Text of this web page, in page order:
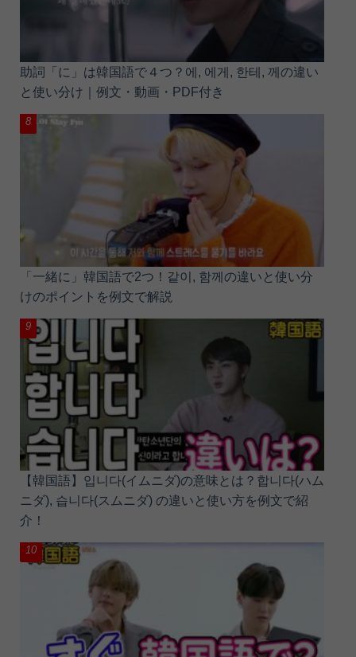
助詞「に」は韓国語で４つ？에, 에게, 한테, 께の違い
と使い分け｜例文・動画・PDF付き
「一緒に」韓国語で2つ！같이, 함께の違いと使い分
けのポイントを例文で解説
【韓国語】입니다(イムニダ)の意味とは？합니다(ハム
ニダ), 습니다(スムニダ) の違いと使い方を例文で紹
介！